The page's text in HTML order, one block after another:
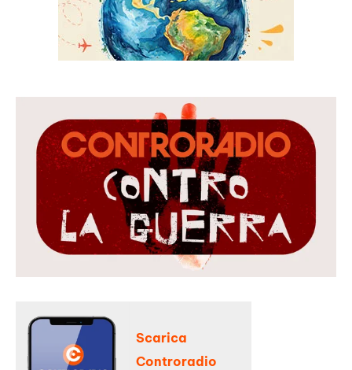
Scarica
Controradio